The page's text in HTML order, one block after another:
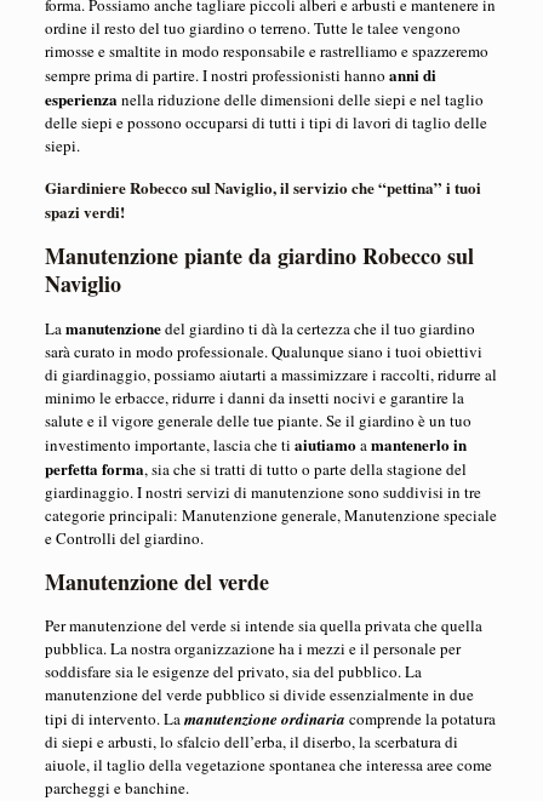
forma. Possiamo anche tagliare piccoli alberi e arbusti e mantenere in
ordine il resto del tuo giardino o terreno. Tutte le talee vengono
rimosse e smaltite in modo responsabile e rastrelliamo e spazzeremo
sempre prima di partire. I nostri professionisti hanno anni di
esperienzanella riduzione delle dimensioni delle siepi e nel taglio
delle siepi e possono occuparsi di tutti i tipi di lavori di taglio delle
siepi.
Giardiniere Robecco sul Naviglio, il servizio che “pettina” i tuoi
spazi verdi!
Manutenzione piante da giardino Robecco sul
Naviglio
Lamanutenzionedel giardino ti dà la certezza che il tuo giardino
sarà curato in modo professionale. Qualunque siano i tuoi obiettivi
di giardinaggio, possiamo aiutarti a massimizzare i raccolti, ridurre al
minimo le erbacce, ridurre i danni da insetti nocivi e garantire la
salute e il vigore generale delle tue piante. Se il giardino è un tuo
investimento importante, lascia che ti aiutiamoamantenerlo in
perfetta forma, sia che si tratti di tutto o parte della stagione del
giardinaggio. I nostri servizi di manutenzione sono suddivisi in tre
categorie principali: Manutenzione generale, Manutenzione speciale
e Controlli del giardino.
Manutenzione del verde
Per manutenzione del verde si intende sia quella privata che quella
pubblica. La nostra organizzazione ha i mezzi e il personale per
soddisfare sia le esigenze del privato, sia del pubblico. La
manutenzione del verde pubblico si divide essenzialmente in due
tipi di intervento. Lamanutenzione ordinaria comprende la potatura
di siepi e arbusti, lo sfalcio dell’erba, il diserbo, la scerbatura di
aiuole, il taglio della vegetazione spontanea che interessa aree come
parcheggi e banchine.